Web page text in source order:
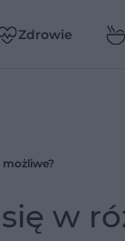
Zdrowie
w